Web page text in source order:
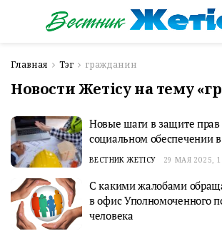
Главная Тэг гражданин
Новости Жетісу на тему
Новые шаги в защите прав
социальном обеспечении
ВЕСТНИК ЖЕТІСУ 29 МАЯ 2025,
С какими жалобами
в офис Уполномоченного
человека